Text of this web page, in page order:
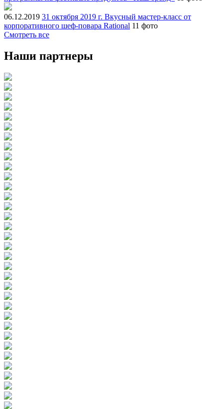
06.12.2019 31 октября 2019 г. Вкусный мастер-класс от
корпоративного шеф-повара Rational 11 фото
Смотреть все
Наши партнеры